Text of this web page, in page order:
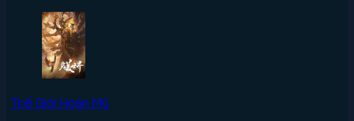
Thế Giới Hoàn Mỹ